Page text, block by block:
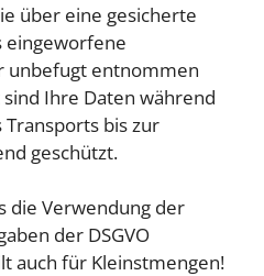
über eine gesicherte
eingeworfene
unbefugt entnommen
Ihre Daten während
bis zur
geschützt.
die Verwendung der
der DSGVO
auch für Kleinstmengen!